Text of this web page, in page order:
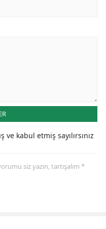
ve kabul etmiş sayılırsınız
siz yazın, tartışalım *